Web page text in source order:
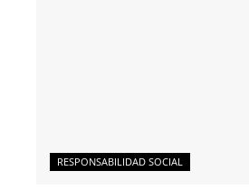
RESPONSABILIDAD SOCIAL